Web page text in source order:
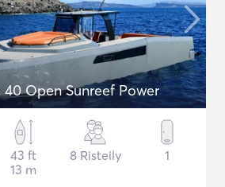
40 Open Sunreef Power
43 ft
13 m
8 Risteily 1